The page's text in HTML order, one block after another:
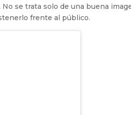
se trata solo de una buena
frente al público.